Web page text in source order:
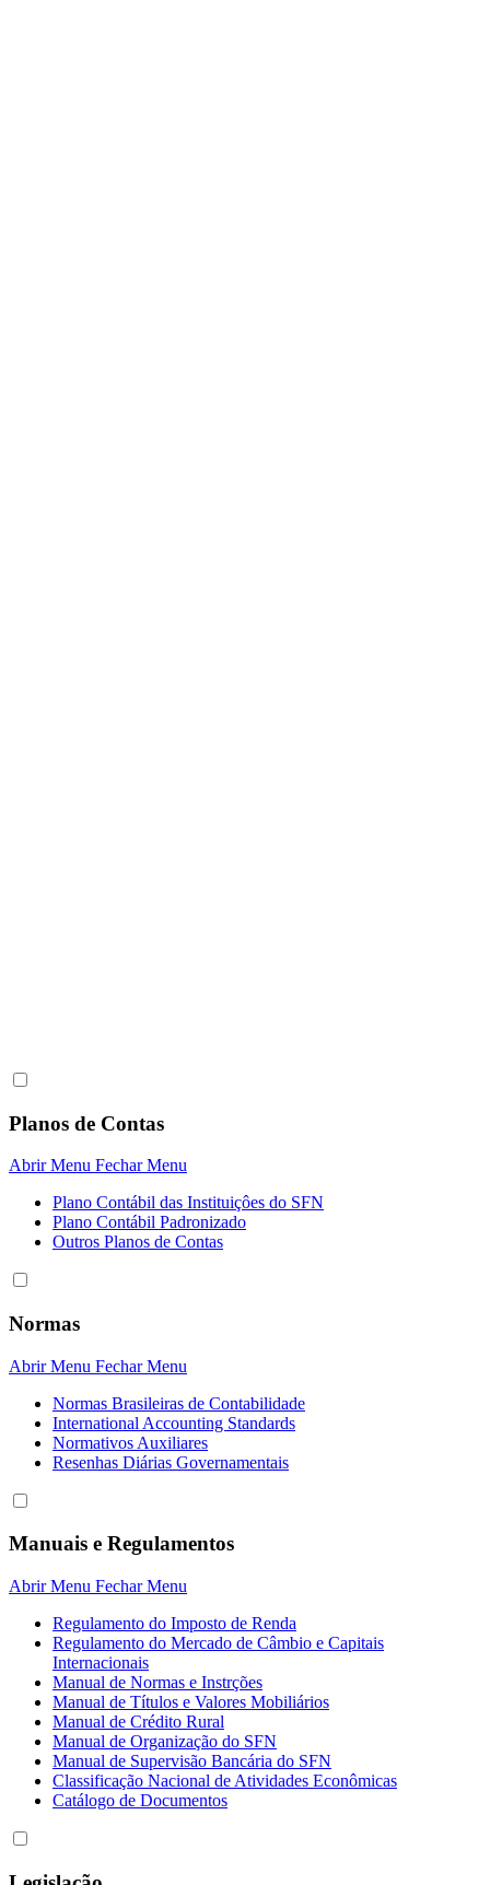
Planos de Contas
Abrir Menu Fechar Menu
Plano Contábil das Instituiçôes do SFN
Plano Contábil Padronizado
Outros Planos de Contas
Normas
Abrir Menu Fechar Menu
Normas Brasileiras de Contabilidade
International Accounting Standards
Normativos Auxiliares
Resenhas Diárias Governamentais
Manuais e Regulamentos
Abrir Menu Fechar Menu
Regulamento do Imposto de Renda
Regulamento do Mercado de Câmbio e Capitais
Internacionais
Manual de Normas e Instrções
Manual de Títulos e Valores Mobiliários
Manual de Crédito Rural
Manual de Organização do SFN
Manual de Supervisão Bancária do SFN
Classificação Nacional de Atividades Econômicas
Catálogo de Documentos